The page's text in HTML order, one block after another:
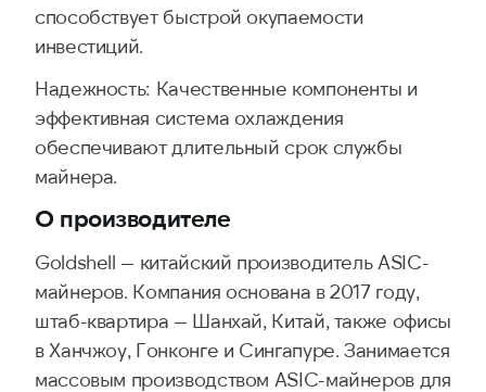
способствует быстрой окупаемости
инвестиций.
Надежность: Качественные компоненты и
эффективная система охлаждения
обеспечивают длительный срок службы
майнера.
О производителе
Goldshell — китайский производитель ASIC-
майнеров. Компания основана в 2017 году,
штаб-квартира — Шанхай, Китай, также офисы
в Ханчжоу, Гонконге и Сингапуре. Занимается
массовым производством ASIC-майнеров для